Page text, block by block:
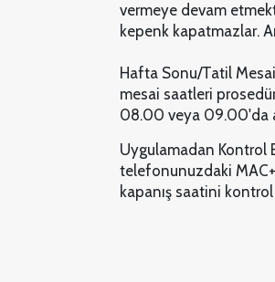
vermeye devam
kepenk kapatmazlar.
Hafta Sonu/Tatil
mesai saatleri
08.00 veya 09.00'da
Uygulamadan Kontrol
telefonunuzdaki
kapanış saatini